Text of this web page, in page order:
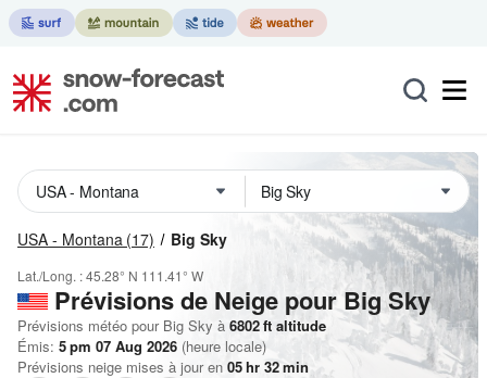
USA - Montana (17) Big Sky
Lat./Long. :45.28° N 111.41° W
Prévisions de Neige pour Big Sky
Prévisions météo pour Big Sky à 6802ft altitude
Émis: 5 pm 07 Aug 2026 (heure locale)
Prévisions neige mises à jour en 05hr 32min